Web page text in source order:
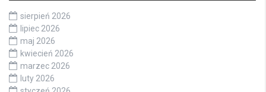
sierpień 2026
lipiec 2026
maj 2026
kwiecień 2026
marzec 2026
luty 2026